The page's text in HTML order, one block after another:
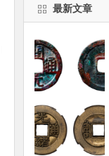
最新文章